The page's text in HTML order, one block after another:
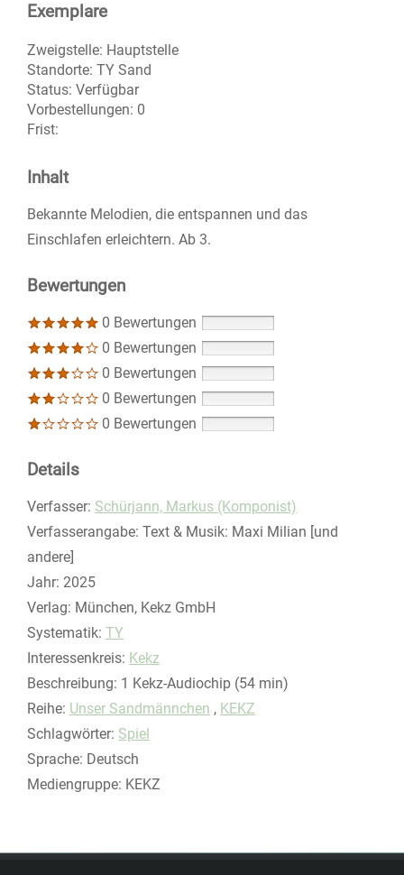
Exemplare
Zweigstelle: Hauptstelle
Standorte: TY Sand
Status: Verfügbar
Vorbestellungen: 0
Frist:
Inhalt
Bekannte Melodien, die entspannen und das
Einschlafen erleichtern. Ab 3.
Bewertungen
0 Bewertungen
0 Bewertungen
0 Bewertungen
0 Bewertungen
0 Bewertungen
Details
Verfasser: Suche nach diesem Verfasser
Schürjann, Markus (Komponist)
Verfasserangabe: Text & Musik: Maxi Milian [und
andere]
Jahr: 2025
Verlag: München, Kekz GmbH
opens in new tab
Diesen Link in neuem Tab öffnen
Systematik: Suche nach dieser Systematik
TY
Interessenkreis: Suche nach diesem Interessenskreis
Kekz
Beschreibung: 1 Kekz-Audiochip (54 min)
Reihe: Unser Sandmännchen , KEKZ
Schlagwörter: Spiel
Suche nach dieser Beteiligten Person
Sprache: Deutsch
Mediengruppe: KEKZ